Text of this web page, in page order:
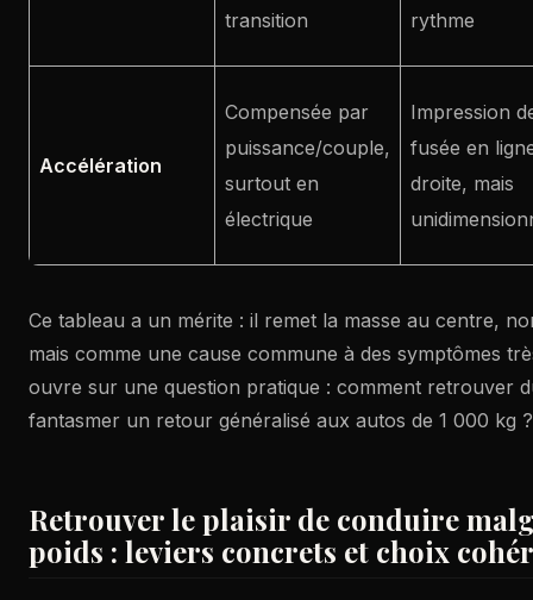
transition
rythme
Accélération
Compensée par
puissance/couple,
surtout en
électrique
Impression
fusée en
droite, mais
Ce tableau a un mérite : il remet la masse au centre,
mais comme une cause commune à des symptômes
ouvre sur une question pratique : comment retrouver
fantasmer un retour généralisé aux autos de 1 000 kg ?
Retrouver le plaisir de conduire
poids : leviers concrets et choix